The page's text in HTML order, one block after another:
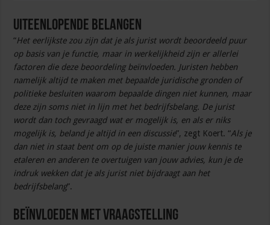
Uiteenlopende belangen
“Het eerlijkste zou zijn dat je als jurist wordt beoordeeld puur
op basis van je functie, maar in werkelijkheid zijn er allerlei
factoren die deze beoordeling beïnvloeden. Juristen hebben
namelijk altijd te maken met bepaalde juridische gronden of
politieke besluiten waarom bepaalde dingen niet kunnen, maar
deze zijn soms niet in lijn met het bedrijfsbelang. De jurist
wordt dan toch gevraagd wat er mogelijk is, en als er niks
mogelijk is, beland je altijd in een discussie”, zegt Koert. “Als je
dan niet in staat bent om op de juiste manier jouw kennis te
etaleren en anderen te overtuigen van jouw advies, kun je de
indruk wekken dat je als jurist niet bijdraagt aan het
bedrijfsbelang”.
Beïnvloeden met vraagstelling